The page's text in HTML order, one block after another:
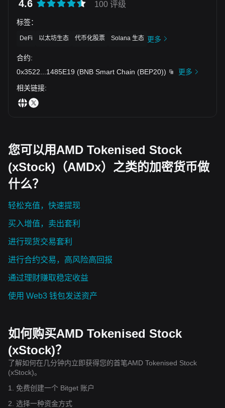
4.6 100 评级
标签：
DeFi 以太坊生态 代币化股票 Solana 生态 更多
合约:
0x3522
1485E19 (BNB Smart Chain (BEP20))
更多
相关链接:
您可以用AMD Tokenised Stock
(xStock)（AMDx）之类的加密货币做
什么？
轻松充值，快速提现
买入增值，卖出套利
进行现货交易套利
进行合约交易，高风险高回报
通过理财赚取稳定收益
使用 Web3 钱包发送资产
如何购买AMD Tokenised Stock
(xStock)？
了解如何在几分钟内立即获得您的首笔AMD Tokenised Stock
(xStock)。
1. 免费创建一个 Bitget 账户
2. 选择一种资金方式